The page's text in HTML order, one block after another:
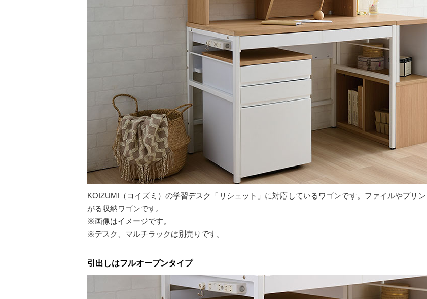
KOIZUMI（コイズミ）の学習デスク「リシェット」に対応しているワゴンです。ファイルやプリ
がる収納ワゴンです。
※画像はイメージです。
※デスク、マルチラックは別売りです。
引出しはフルオープンタイプ